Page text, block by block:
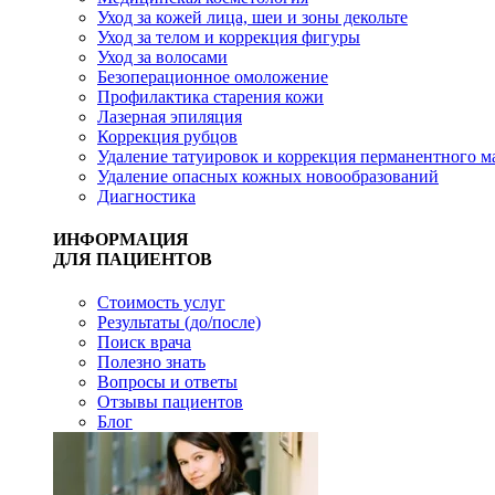
Уход за кожей лица, шеи и зоны декольте
Уход за телом и коррекция фигуры
Уход за волосами
Безоперационное омоложение
Профилактика старения кожи
Лазерная эпиляция
Коррекция рубцов
Удаление татуировок и коррекция перманентного
Удаление опасных кожных новообразований
Диагностика
ИНФОРМАЦИЯ
ДЛЯ ПАЦИЕНТОВ
Стоимость услуг
Результаты (до/после)
Поиск врача
Полезно знать
Вопросы и ответы
Отзывы пациентов
Блог